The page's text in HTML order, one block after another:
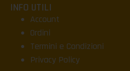
INFO UTILI
Account
Ordini
Termini e Condizioni
Privacy Policy